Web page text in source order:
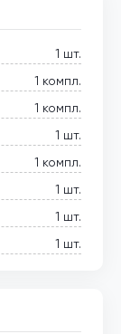
1 шт.
1 компл.
1 компл.
1 шт.
1 компл.
1 шт.
1 шт.
1 шт.